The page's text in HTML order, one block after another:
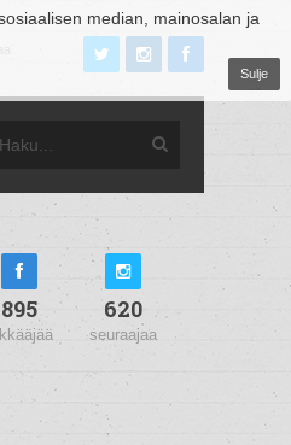
median, mainosalan ja
Sulje
895 620
seuraajaa